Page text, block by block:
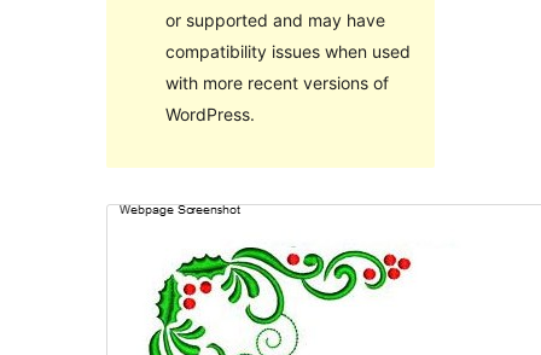
or supported and may have
compatibility issues when used
with more recent versions of
WordPress.